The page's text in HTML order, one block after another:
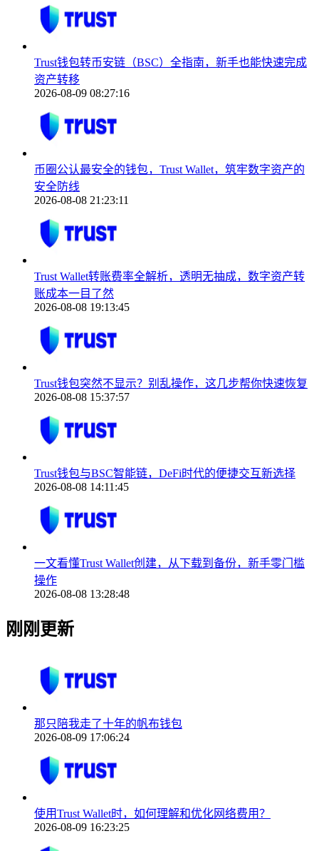
Trust钱包转币安链（BSC）全指南，新手也能快速完成
资产转移
2026-08-09 08:27:16
币圈公认最安全的钱包，Trust Wallet，筑牢数字资产的
安全防线
2026-08-08 21:23:11
Trust Wallet转账费率全解析，透明无抽成，数字资产转
账成本一目了然
2026-08-08 19:13:45
Trust钱包突然不显示？别乱操作，这几步帮你快速恢复
2026-08-08 15:37:57
Trust钱包与BSC智能链，DeFi时代的便捷交互新选择
2026-08-08 14:11:45
一文看懂Trust Wallet创建，从下载到备份，新手零门槛
操作
2026-08-08 13:28:48
刚刚更新
那只陪我走了十年的帆布钱包
2026-08-09 17:06:24
使用Trust Wallet时，如何理解和优化网络费用？
2026-08-09 16:23:25